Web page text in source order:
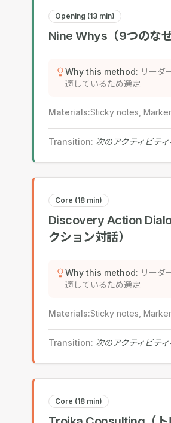
Opening (13 min)
Nine Whys（9つのなぜ
Why this method: リーダ
適しているため選定
Materials:Sticky notes,
Transition: 次のアクティビテ
Core (18 min)
Discovery Action
クション対話）
Why this method: リーダ
適しているため選定
Materials:Sticky notes,
Transition: 次のアクティビテ
Core (18 min)